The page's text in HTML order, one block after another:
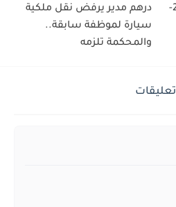
الأكاديمي لمدارس دبي 2025-
درهم مدير يرفض نقل ملكية
سيارة لموظفة سابقة..
والمحكمة تلزمه
تعليقات